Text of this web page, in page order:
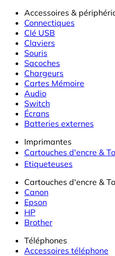
Accessoires &
Connectiques
Clé USB
Claviers
Souris
Sacoches
Chargeurs
Cartes Mémoire
Audio
Switch
Écrans
Batteries externes
Imprimantes
Cartouches d'encre &
Etiqueteuses
Cartouches d'encre &
Canon
Epson
HP
Brother
Téléphones
Accessoires téléphone